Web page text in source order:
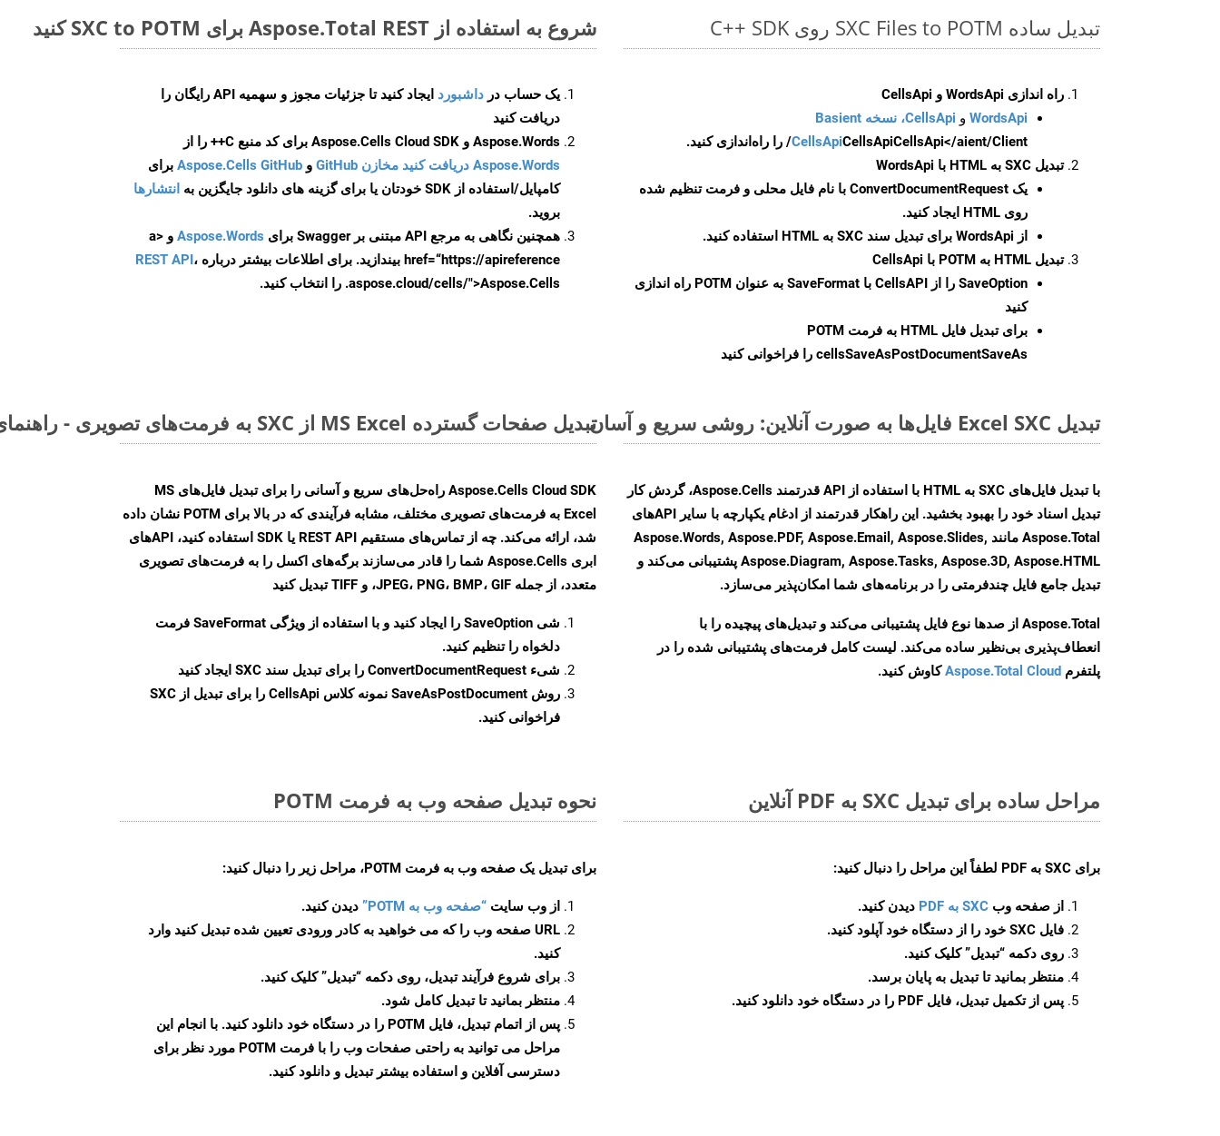
تبدیل ساده SXC Files to POTM روی C++ SDK
راه اندازی WordsApi و CellsApi
WordsApi و CellsApi، نسخه Basient
CellsApiCellsApiCellsApi</aient/Client/ را راه‌اندازی کنید.
تبدیل SXC به HTML با WordsApi
یک ConvertDocumentRequest با نام فایل محلی و فرمت تنظیم شده
روی HTML ایجاد کنید.
از WordsApi برای تبدیل سند SXC به HTML استفاده کنید.
تبدیل HTML به POTM با CellsApi
SaveOption
را از CellsAPI با SaveFormat به عنوان POTM راه اندازی
کنید
برای تبدیل فایل HTML به فرمت
POTM
cellsSaveAsPostDocumentSaveAs را فراخوانی کنید
شروع به استفاده از Aspose.Total REST برای SXC to POTM کنید
یک حساب در داشبورد
ایجاد کنید تا جزئیات مجوز و سهمیه API رایگان را
دریافت کنید
Aspose.Words و Aspose.Cells Cloud SDK برای کد منبع C++ را از
Aspose.Words دریافت کنید مخازن GitHub
و Aspose.Cells GitHub برای
کامپایل/استفاده از SDK خودتان یا برای گزینه های دانلود جایگزین به
انتشارها
بروید.
همچنین نگاهی به مرجع API مبتنی بر Swagger برای
Aspose.Words
و <a
href=“https://apireference بیندازید. برای اطلاعات بیشتر درباره
REST API،
.aspose.cloud/cells/">Aspose.Cells را انتخاب کنید.
تبدیل Excel SXC فایل‌ها به صورت آنلاین: روشی سریع و آسان
با تبدیل فایل‌های SXC به HTML با استفاده از API قدرتمند Aspose.Cells، گردش کار
تبدیل اسناد خود را بهبود بخشید. این راهکار قدرتمند از ادغام یکپارچه با سایر APIهای
Aspose.Total مانند Aspose.Words, Aspose.PDF, Aspose.Email, Aspose.Slides,
Aspose.Diagram, Aspose.Tasks, Aspose.3D, Aspose.HTML پشتیبانی می‌کند و
تبدیل جامع فایل چندفرمتی را در برنامه‌های شما امکان‌پذیر می‌سازد.
Aspose.Total از صدها نوع فایل پشتیبانی می‌کند و تبدیل‌های پیچیده را با
انعطاف‌پذیری بی‌نظیر ساده می‌کند. لیست کامل فرمت‌های پشتیبانی شده را در
پلتفرم Aspose.Total Cloudکاوش کنید.
تبدیل صفحات گسترده MS Excel از SXC به فرمت‌های تصویری - راهنمای گام به گام
Aspose.Cells Cloud SDK راه‌حل‌های سریع و آسانی را برای تبدیل فایل‌های MS
Excel به فرمت‌های تصویری مختلف، مشابه فرآیندی که در بالا برای POTM نشان داده
شد، ارائه می‌کند. چه از تماس‌های مستقیم REST API یا SDK استفاده کنید، APIهای
ابری Aspose.Cells شما را قادر می‌سازند برگه‌های اکسل را به فرمت‌های تصویری
متعدد، از جمله JPEG، PNG، BMP، GIF، و TIFF تبدیل کنید
شی SaveOption را ایجاد کنید و با استفاده از ویژگی SaveFormat فرمت
دلخواه را تنظیم کنید.
شیء ConvertDocumentRequest را برای تبدیل سند SXC ایجاد کنید
روش SaveAsPostDocument
نمونه کلاس CellsApi را برای تبدیل از SXC
فراخوانی کنید.
مراحل ساده برای تبدیل SXC به PDF آنلاین
برای SXC به PDF لطفاً این مراحل را دنبال کنید:
از صفحه وب SXC به PDF
دیدن کنید.
فایل SXC خود را از دستگاه خود آپلود کنید.
روی دکمه “تبدیل”کلیک کنید.
منتظر بمانید تا تبدیل به پایان برسد.
پس از تکمیل تبدیل، فایل PDF را در دستگاه خود دانلود کنید.
نحوه تبدیل صفحه وب به فرمت POTM
برای تبدیل یک صفحه وب به فرمت POTM، مراحل زیر را دنبال کنید:
از وب سایت “صفحه وب به POTM”
دیدن کنید.
URL صفحه وب را که می خواهید به کادر ورودی تعیین شده تبدیل کنید وارد
کنید.
برای شروع فرآیند تبدیل، روی دکمه “تبدیل” کلیک کنید.
منتظر بمانید تا تبدیل کامل شود.
پس از اتمام تبدیل، فایل POTM را در دستگاه خود دانلود کنید. با انجام این
مراحل می توانید به راحتی صفحات وب را با فرمت POTM مورد نظر برای
دسترسی آفلاین و استفاده بیشتر تبدیل و دانلود کنید.